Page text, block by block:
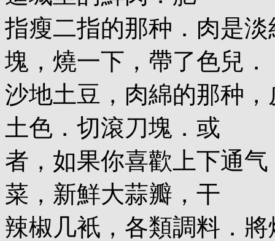
指瘦二指的那种．肉是
塊，燒一下，帶了色兒．
沙地土豆，肉綿的那种
土色．切滾刀塊．或
者，如果你喜歡上下通
菜，新鮮大蒜瓣，干
辣椒几衹，各類調料．